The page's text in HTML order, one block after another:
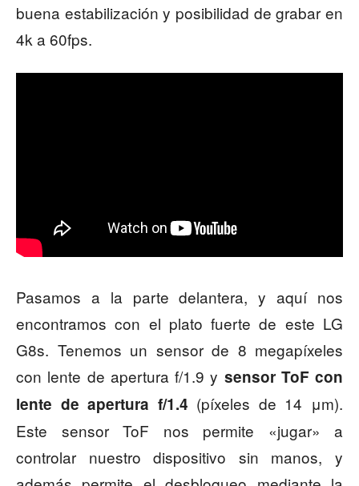
buena estabilización y posibilidad de grabar en
4k a 60fps.
Pasamos a la parte delantera, y aquí nos
encontramos con el plato fuerte de este LG
G8s. Tenemos un sensor de 8 megapíxeles
con lente de apertura f/1.9 y sensor ToF con
lente de apertura f/1.4 (píxeles de 14 μm).
Este sensor ToF nos permite «jugar» a
controlar nuestro dispositivo sin manos, y